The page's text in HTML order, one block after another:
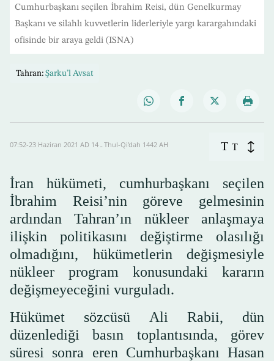
Cumhurbaşkanı seçilen İbrahim Reisi, dün Genelkurmay
Başkanı ve silahlı kuvvetlerin liderleriyle yargı karargahındaki
ofisinde bir araya geldi (ISNA)
Tahran: Şarku’l Avsat
07:52-23 Haziran 2021 AD ـ 14 Thul-Qi’dah 1442 AH T T
İran hükümeti, cumhurbaşkanı seçilen
İbrahim Reisi’nin göreve gelmesinin
ardından Tahran’ın nükleer anlaşmaya
ilişkin politikasını değiştirme olasılığı
olmadığını, hükümetlerin değişmesiyle
nükleer program konusundaki kararın
değişmeyeceğini vurguladı.
Hükümet sözcüsü Ali Rabii, dün
düzenlediği basın toplantısında, görev
süresi sonra eren Cumhurbaşkanı Hasan